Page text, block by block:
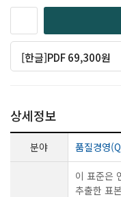
[한글]PDF 69,300원
상세정보
분야 품질경영
이 표준은
추출한 표